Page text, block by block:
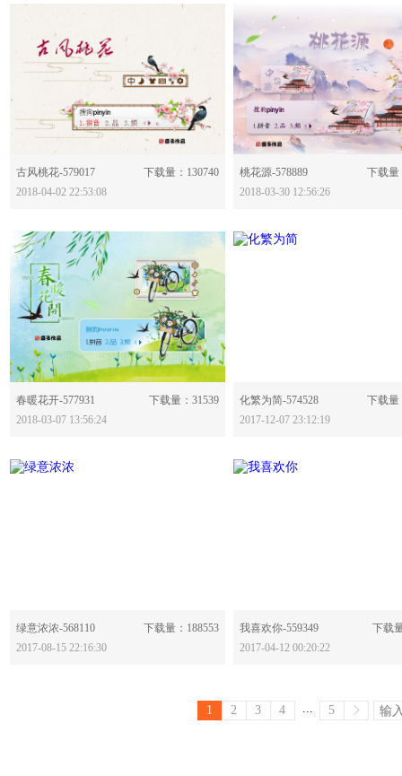
分享：
古风桃花-579017
下载量：130740
2018-04-02 22:53:08
桃花源-578889
下载量
2018-03-30 12:56:26
分享：
春暖花开-577931
下载量：31539
2018-03-07 13:56:24
分享：
化繁为简-574528
下载量
2017-12-07 23:12:19
分享：
绿意浓浓-568110
下载量：188553
2017-08-15 22:16:30
分享：
我喜欢你-559349
下载
2017-04-12 00:20:22
1 2 3 4 ... 5